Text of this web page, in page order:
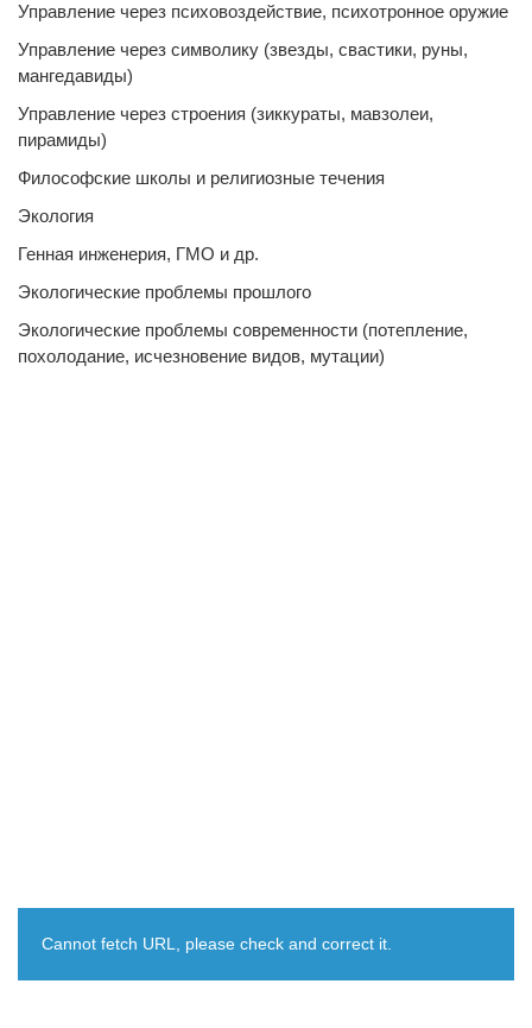
Управление через психовоздействие, психотронное оружие
Управление через символику (звезды, свастики, руны,
мангедавиды)
Управление через строения (зиккураты, мавзолеи,
пирамиды)
Философские школы и религиозные течения
Экология
Генная инженерия, ГМО и др.
Экологические проблемы прошлого
Экологические проблемы современности (потепление,
похолодание, исчезновение видов, мутации)
Cannot fetch URL, please check and correct it.